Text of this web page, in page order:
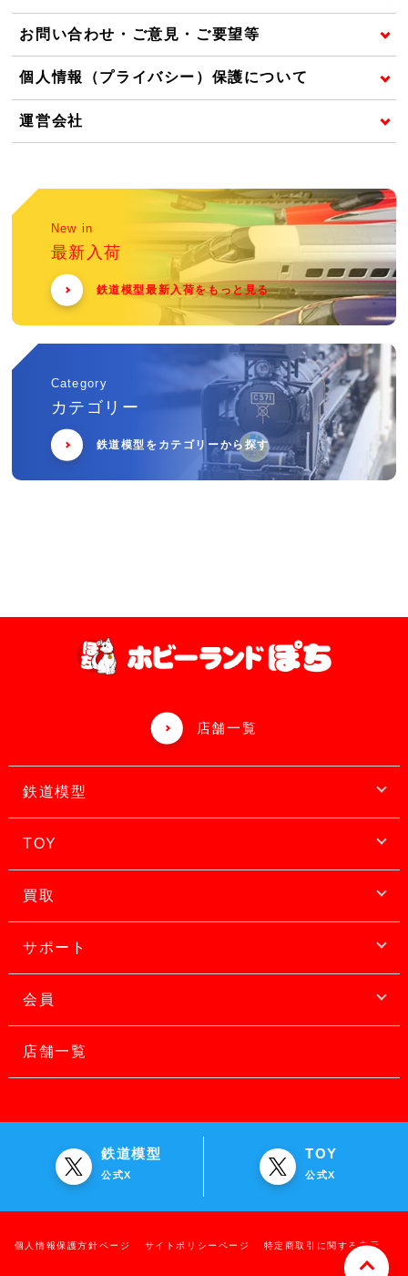
お問い合わせ・ご意見・ご要望等
個人情報（プライバシー）保護について
運営会社
New in
最新入荷
鉄道模型最新入荷をもっと見る
Category
カテゴリー
鉄道模型をカテゴリーから探す
店舗一覧
鉄道模型
TOY
買取
サポート
会員
店舗一覧
鉄道模型
公式X
TOY
公式X
個人情報保護方針ページ サイトポリシーページ 特定商取引に関する表示